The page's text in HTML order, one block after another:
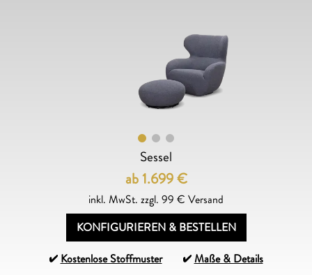
Sessel
ab 1.699€
inkl. MwSt. zzgl. 99 € Versand
KONFIGURIEREN & BESTELLEN
Kostenlose Stoffmuster
Maße & Details